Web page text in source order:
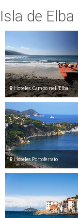
Isla de Elba
Hoteles Campo nell'Elba
Hoteles Portoferraio